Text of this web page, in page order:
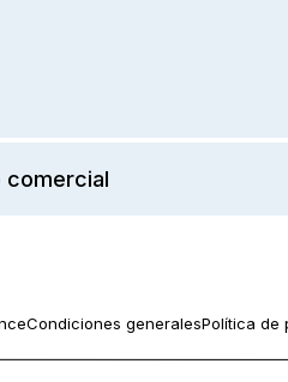
comercial
Condiciones generalesPolítica de